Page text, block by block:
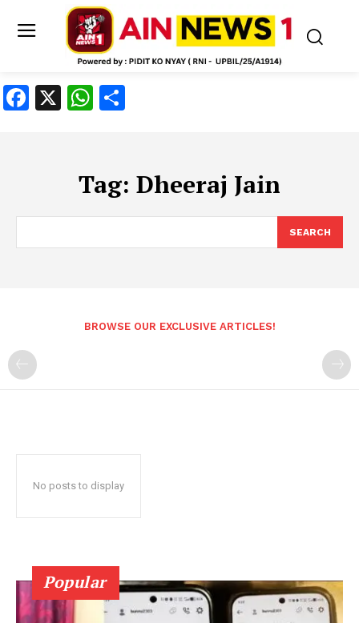
Facebook
X WhatsApp
Tag: Dheeraj Jain
SEARCH
BROWSE OUR EXCLUSIVE ARTICLES!
No posts to display
Popular